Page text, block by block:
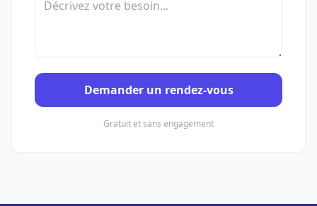
Demander un rendez-vous
Gratuit et sans engagement